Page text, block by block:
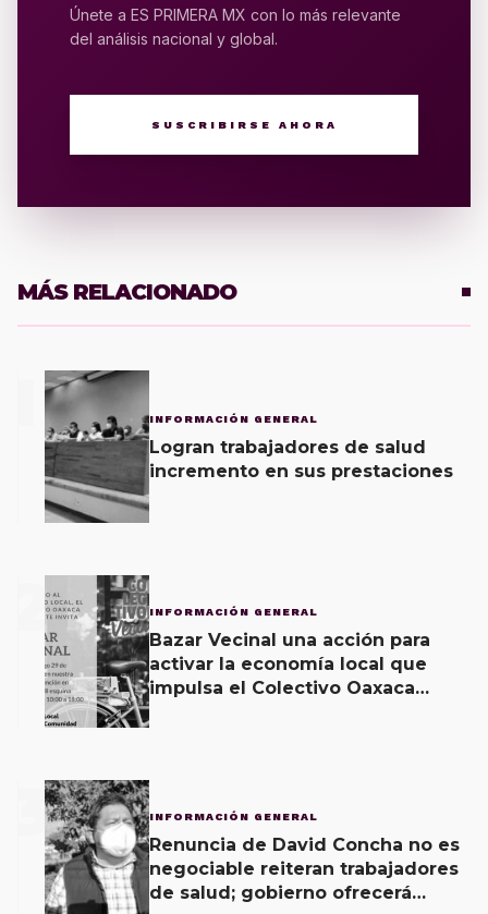
Únete a ES PRIMERA MX con lo más relevante
del análisis nacional y global.
SUSCRIBIRSE AHORA
MÁS RELACIONADO
INFORMACIÓN GENERAL
Logran trabajadores de salud
incremento en sus prestaciones
2 INFORMACIÓN GENERAL
Bazar Vecinal una acción para
activar la economía local que
impulsa el Colectivo Oaxaca
3 INFORMACIÓN GENERAL
Renuncia de David Concha no es
negociable reiteran trabajadores
de salud; gobierno ofrecerá